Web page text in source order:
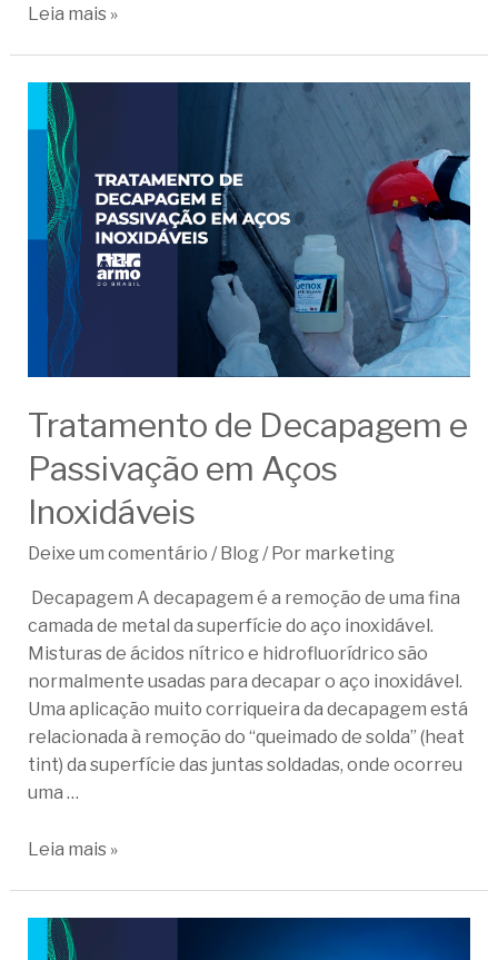
Leia mais »
Tratamento de Decapagem e
Passivação em Aços
Inoxidáveis
Deixe um comentário / Blog/ Por marketing
Decapagem A decapagem é a remoção de uma fina
camada de metal da superfície do aço inoxidável.
Misturas de ácidos nítrico e hidrofluorídrico são
normalmente usadas para decapar o aço inoxidável.
Uma aplicação muito corriqueira da decapagem está
relacionada à remoção do “queimado de solda” (heat
tint) da superfície das juntas soldadas, onde ocorreu
uma …
Leia mais »